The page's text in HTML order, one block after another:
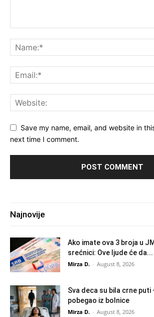
Save my name, email, and website in
next time I comment.
Najnovije
Ako imate ova 3 broja u
srećnici: Ove ljude će da...
Mirza D. - August 8, 2026
Sva deca su bila crne puti
pobegao iz bolnice
Mirza D. - August 8, 2026